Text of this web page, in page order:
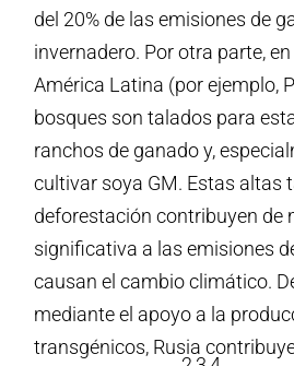
del 20% de las emisiones de
invernadero. Por otra parte,
América Latina (por ejemplo,
bosques son talados para
ranchos de ganado y,
cultivar soya GM. Estas altas
deforestación contribuyen de
significativa a las emisiones
causan el cambio climático.
mediante el apoyo a la
transgénicos, Rusia